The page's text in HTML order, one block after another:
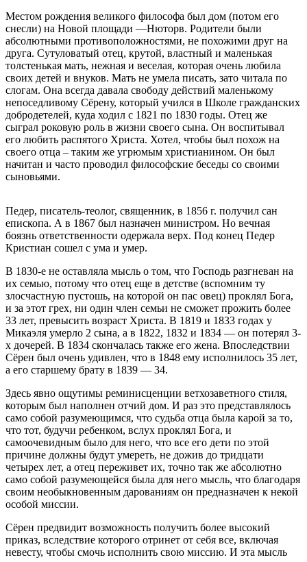
Местом рождения великого философа был дом (потом его
снесли) на Новой площади —Нюторв. Родители были
абсолютными противоположностями, не похожими друг на
друга. Сутуловатый отец, крутой, властный и маленькая
толстенькая мать, нежная и веселая, которая очень любила
своих детей и внуков. Мать не умела писать, зато читала по
слогам. Она всегда давала свободу действий маленькому
непоседливому Сёрену, который учился в Школе гражданских
добродетелей, куда ходил с 1821 по 1830 годы. Отец же
сыграл роковую роль в жизни своего сына. Он воспитывал
его любить распятого Христа. Хотел, чтобы был похож на
своего отца – таким же угрюмым христианином. Он был
начитан и часто проводил философские беседы со своими
сыновьями.
Педер, писатель-теолог, священник, в 1856 г. получил сан
епископа. А в 1867 был назначен министром. Но вечная
боязнь ответственности одержала верх. Под конец Педер
Кристиан сошел с ума и умер.
В 1830-е не оставляла мысль о том, что Господь разгневан на
их семью, потому что отец еще в детстве (вспомним ту
злосчастную пустошь, на которой он пас овец) проклял Бога,
и за этот грех, ни один член семьи не сможет прожить более
33 лет, превысить возраст Христа. В 1819 и 1833 годах у
Микаэля умерло 2 сына, а в 1822, 1832 и 1834 — он потерял 3-
х дочерей. В 1834 скончалась также его жена. Впоследствии
Сёрен был очень удивлен, что в 1848 ему исполнилось 35 лет,
а его старшему брату в 1839 — 34.
Здесь явно ощутимы реминисценции ветхозаветного стиля,
которым был наполнен отчий дом. И раз это представлялось
само собой разумеющимся, что судьба отца была карой за то,
что тот, будучи ребенком, вслух проклял Бога, и
самоочевидным было для него, что все его дети по этой
причине должны будут умереть, не дожив до тридцати
четырех лет, а отец переживет их, точно так же абсолютно
само собой разумеющейся была для него мысль, что благодаря
своим необыкновенным дарованиям он предназначен к некой
особой миссии.
Сёрен предвидит возможность получить более высокий
приказ, вследствие которого отринет от себя все, включая
невесту, чтобы смочь исполнить свою миссию. И эта мысль